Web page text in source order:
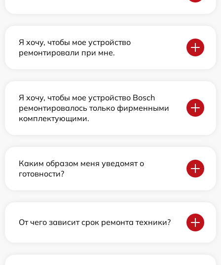
Я хочу, чтобы мое устройство
ремонтировали при мне.
Я хочу, чтобы мое устройство Bosch
ремонтировалось только фирменными
комплектующими.
Каким образом меня уведомят о
готовности?
От чего зависит срок ремонта техники?